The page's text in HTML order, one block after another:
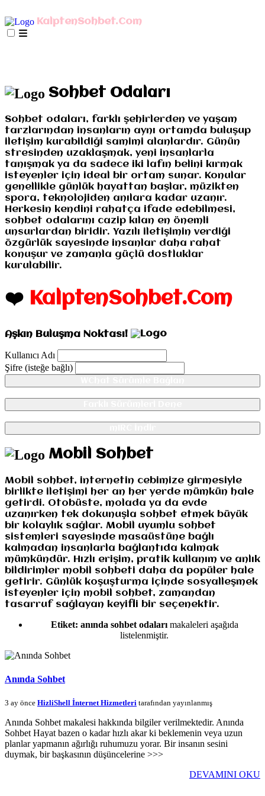
KalptenSohbet.Com
Sohbet Odaları
Sohbet odaları, farklı şehirlerden ve yaşam
tarzlarından insanların aynı ortamda buluşup
iletişim kurabildiği samimi alanlardır. Günün
stresinden uzaklaşmak, yeni insanlarla
tanışmak ya da sadece iki lafın belini kırmak
isteyenler için ideal bir ortam sunar. Konular
genellikle günlük hayattan başlar, müzikten
spora, teknolojiden anılara kadar uzanır.
Herkesin kendini rahatça ifade edebilmesi,
sohbet odalarını cazip kılan en önemli
unsurlardan biridir. Yazılı iletişimin verdiği
özgürlük sayesinde insanlar daha rahat
konuşur ve zamanla güçlü dostluklar
kurulabilir.
❤️ KalptenSohbet.Com
Aşkın Buluşma Noktası!
Kullanıcı Adı
Şifre (isteğe bağlı)
Mobil Sohbet
Mobil sohbet, internetin cebimize girmesiyle
birlikte iletişimi her an her yerde mümkün hale
getirdi. Otobüste, molada ya da evde
uzanırken tek dokunuşla sohbet etmek büyük
bir kolaylık sağlar. Mobil uyumlu sohbet
sistemleri sayesinde masaüstüne bağlı
kalmadan insanlarla bağlantıda kalmak
mümkündür. Hızlı erişim, pratik kullanım ve anlık
bildirimler mobil sohbeti daha da popüler hale
getirir. Günlük koşuşturma içinde sosyalleşmek
isteyenler için mobil sohbet, zamandan
tasarruf sağlayan keyifli bir seçenektir.
Etiket: anında sohbet odalarımakaleleri aşağıda
listelenmiştir.
Anında Sohbet
3 ay önce HizliShell İnternet Hizmetleri tarafından yayınlanmış
Anında Sohbet makalesi hakkında bilgiler verilmektedir. Anında
Sohbet Hayat bazen o kadar hızlı akar ki beklemenin veya uzun
planlar yapmanın ağırlığı ruhumuzu yorar. Bir insanın sesini
duymak, bir başkasının düşüncelerine >>>
DEVAMINI OKU